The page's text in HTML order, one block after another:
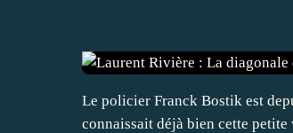
Le policier Franck Bostik est
connaissait déjà bien cette